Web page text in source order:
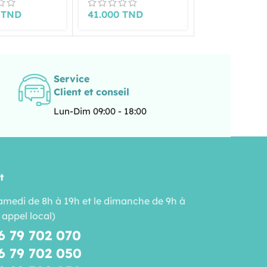
TND 41.000 TND
Service
Client et conseil
Lun-Dim 09:00 - 18:00
de 8h à 19h et le dimanche de 9h à
appel local)
79 702 070
79 702 050